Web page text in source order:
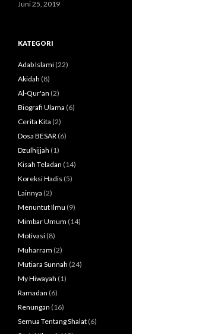
Juni 25, 2019
KATEGORI
Adab Islami (22)
Akidah (8)
Al-Qur'an (2)
Biografi Ulama (6)
Cerita Kita (2)
Dosa BESAR (6)
Dzulhijjah (1)
Kisah Teladan (14)
Koreksi Hadis (5)
Lainnya (2)
Menuntut Ilmu (9)
Mimbar Umum (14)
Motivasi (8)
Muharram (2)
Mutiara Sunnah (24)
My Hiwayah (1)
Ramadan (6)
Renungan (16)
Semua Tentang Shalat (6)